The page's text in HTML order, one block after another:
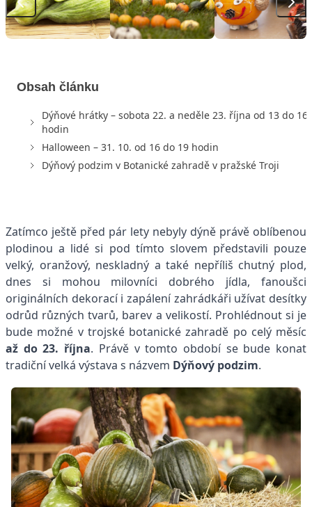
Obsah článku
Dýňové hrátky – sobota 22. a neděle 23. října od 13 do 16
hodin
Halloween – 31. 10. od 16 do 19 hodin
Dýňový podzim v Botanické zahradě v pražské Troji
Zatímco ještě před pár lety nebyly dýně právě oblíbenou
plodinou a lidé si pod tímto slovem představili pouze
velký, oranžový, neskladný a také nepříliš chutný plod,
dnes si mohou milovníci dobrého jídla, fanoušci
originálních dekorací i zapálení zahrádkáři užívat desítky
odrůd různých tvarů, barev a velikostí. Prohlédnout si je
bude možné v trojské botanické zahradě po celý měsíc
až do 23. října. Právě v tomto období se bude konat
tradiční velká výstava s názvem Dýňový podzim.